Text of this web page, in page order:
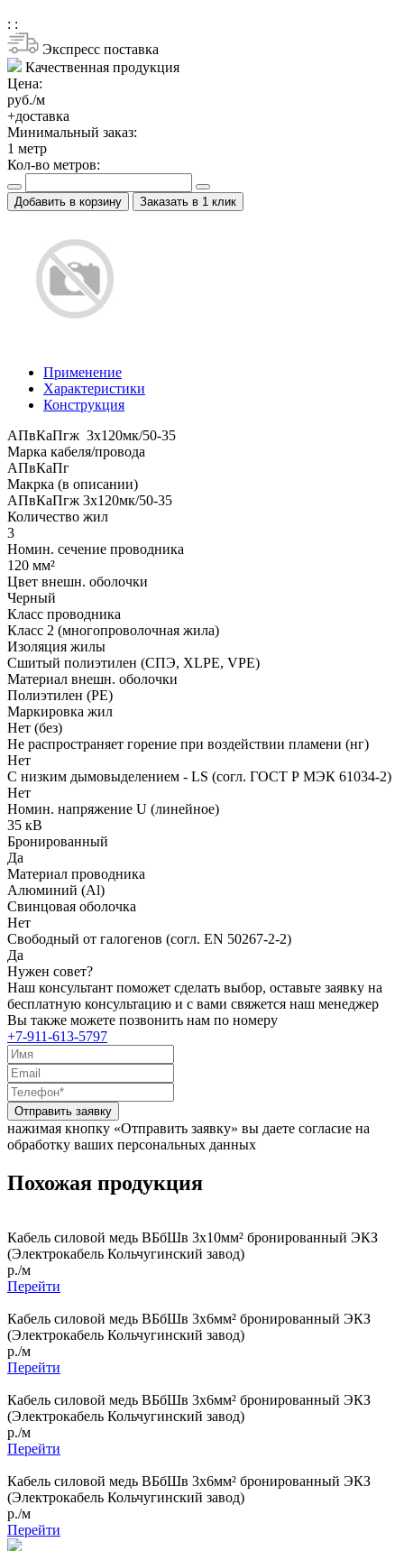
: :
Экспресс поставка
Качественная продукция
Цена:
руб./м
+доставка
Минимальный заказ:
1 метр
Кол-во метров:
Добавить в корзину Заказать в 1 клик
Применение
Характеристики
Конструкция
АПвКаПгж 3x120мк/50-35
Марка кабеля/провода
АПвКаПг
Макрка (в описании)
АПвКаПгж 3x120мк/50-35
Количество жил
3
Номин. сечение проводника
120 мм²
Цвет внешн. оболочки
Черный
Класс проводника
Класс 2 (многопроволочная жила)
Изоляция жилы
Сшитый полиэтилен (СПЭ, XLPE, VPE)
Материал внешн. оболочки
Полиэтилен (PE)
Маркировка жил
Нет (без)
Не распространяет горение при воздействии пламени (нг)
Нет
С низким дымовыделением - LS (согл. ГОСТ Р МЭК 61034-2)
Нет
Номин. напряжение U (линейное)
35 кВ
Бронированный
Да
Материал проводника
Алюминий (Al)
Свинцовая оболочка
Нет
Свободный от галогенов (согл. EN 50267-2-2)
Да
Нужен совет?
Наш консультант поможет сделать выбор, оставьте заявку на
бесплатную консультацию и с вами свяжется наш менеджер
Вы также можете позвонить нам по номеру
+7-911-613-5797
Отправить заявку
нажимая кнопку «Отправить заявку» вы даете согласие на
обработку ваших персональных данных
Похожая продукция
Кабель силовой медь ВБбШв 3x10мм² бронированный ЭКЗ
(Электрокабель Кольчугинский завод)
р./м
Перейти
Кабель силовой медь ВБбШв 3x6мм² бронированный ЭКЗ
(Электрокабель Кольчугинский завод)
р./м
Перейти
Кабель силовой медь ВБбШв 3x6мм² бронированный ЭКЗ
(Электрокабель Кольчугинский завод)
р./м
Перейти
Кабель силовой медь ВБбШв 3x6мм² бронированный ЭКЗ
(Электрокабель Кольчугинский завод)
р./м
Перейти